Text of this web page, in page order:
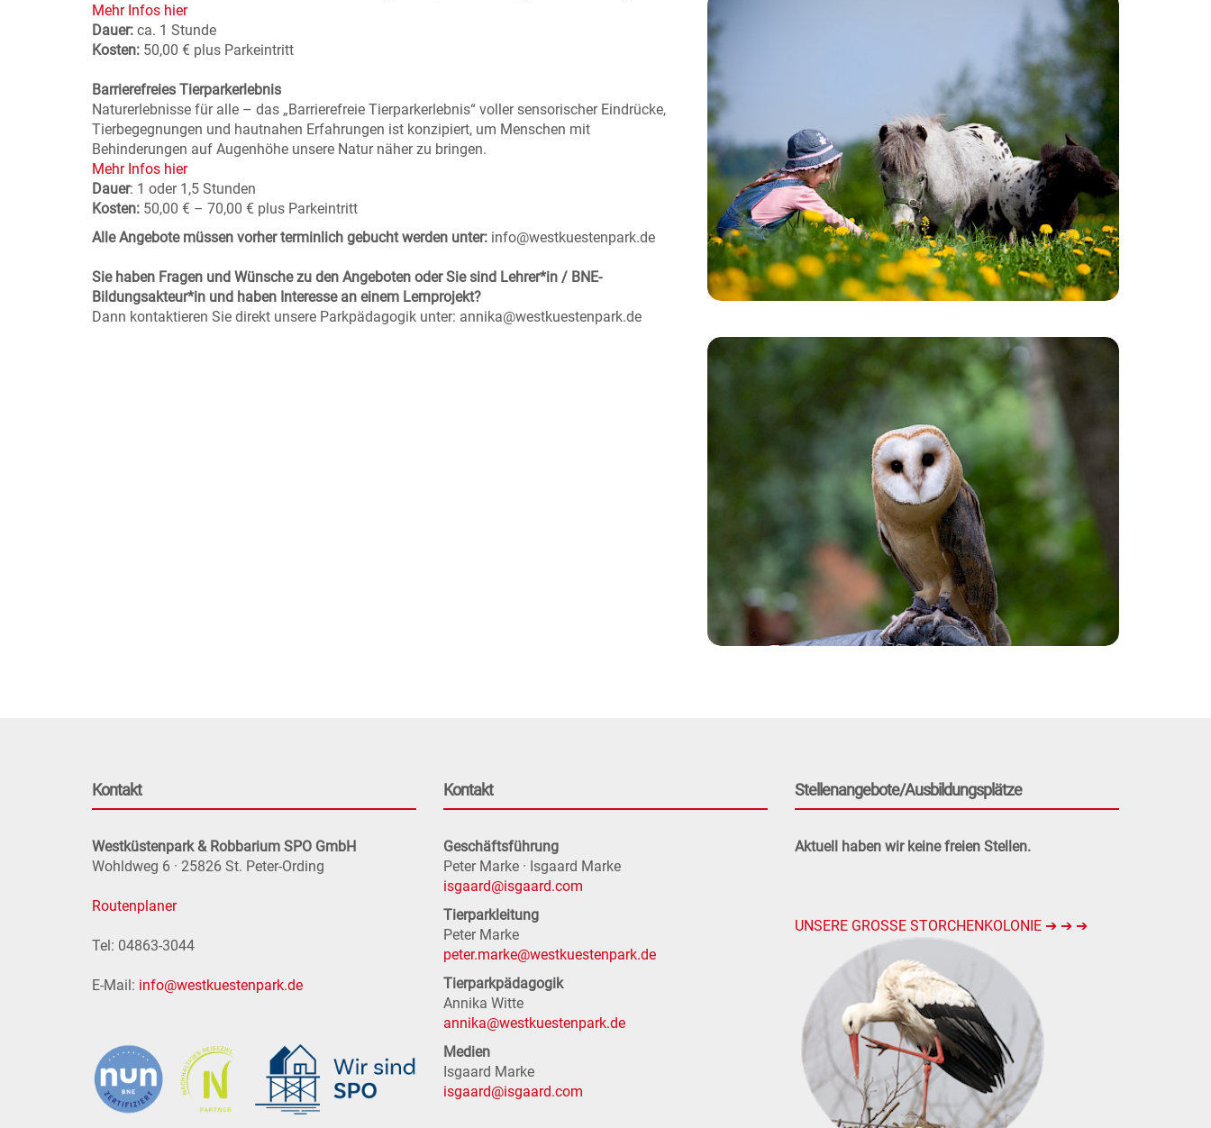
Mehr Infos hier
Dauer: ca. 1 Stunde
Kosten: 50,00 € plus Parkeintritt
Barrierefreies Tierparkerlebnis
Naturerlebnisse für alle – das „Barrierefreie Tierparkerlebnis“ voller sensorischer Eindrücke,
Tierbegegnungen und hautnahen Erfahrungen ist konzipiert, um Menschen mit
Behinderungen auf Augenhöhe unsere Natur näher zu bringen.
Mehr Infos hier
Dauer: 1 oder 1,5 Stunden
Kosten: 50,00 € – 70,00 € plus Parkeintritt
Alle Angebote müssen vorher terminlich gebucht werden unter: info@westkuestenpark.de
Sie haben Fragen und Wünsche zu den Angeboten oder Sie sind Lehrer*in / BNE-
Bildungsakteur*in und haben Interesse an einem Lernprojekt?
Dann kontaktieren Sie direkt unsere Parkpädagogik unter: annika@westkuestenpark.de
Kontakt
Westküstenpark & Robbarium SPO GmbH
Wohldweg 6 · 25826 St. Peter-Ording
Routenplaner
Tel: 04863-3044
E-Mail: info@westkuestenpark.de
Kontakt
Geschäftsführung
Peter Marke · Isgaard Marke
isgaard@isgaard.com
Tierparkleitung
Peter Marke
peter.marke@westkuestenpark.de
Tierparkpädagogik
Annika Witte
annika@westkuestenpark.de
Medien
Isgaard Marke
isgaard@isgaard.com
Stellenangebote/Ausbildungsplätze
Aktuell haben wir keine freien Stellen.
UNSERE GROSSE STORCHENKOLONIE ➔ ➔ ➔